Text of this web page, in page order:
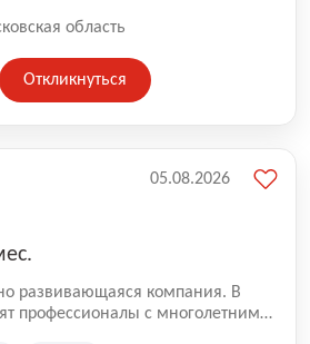
строительства.
область
Откликнуться
развивающаяся компания. В
профессионалы с многолетним
05.08.2026